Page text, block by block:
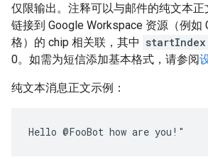
仅限输出。注释可以与邮件的纯文本
链接到 Google Workspace 资源（例如
格）的 chip 相关联，其中 startIndex
0。如需为短信添加基本格式，请参阅
纯文本消息正文示例：